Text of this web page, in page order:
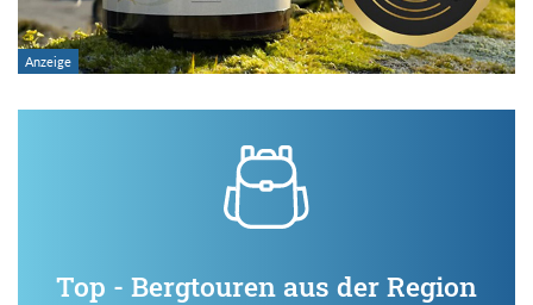
Top - Bergtouren aus der Region